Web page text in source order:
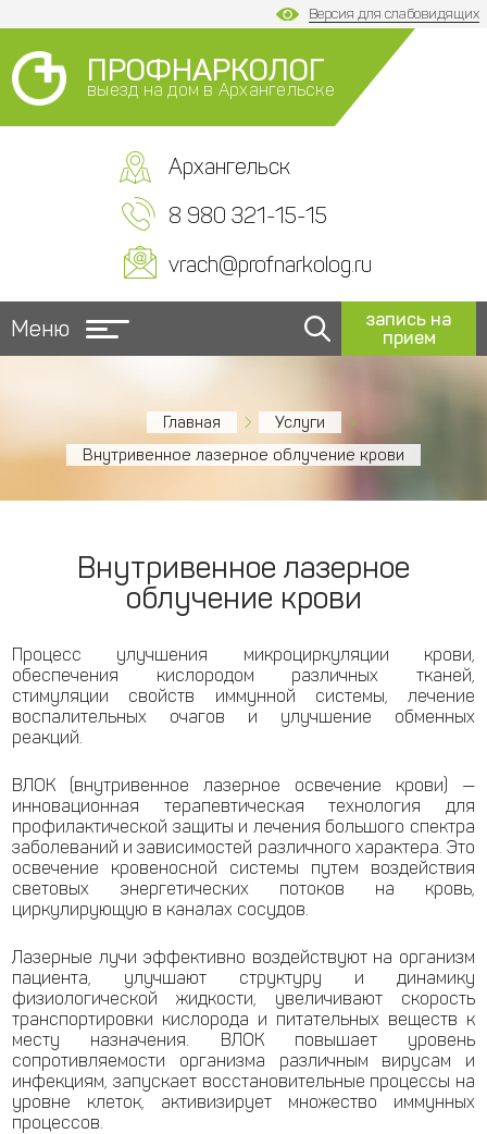
Версия для слабовидящих
ПРОФНАРКОЛОГ
выезд на дом в Архангельске
Архангельск
8 980 321-15-15
vrach@profnarkolog.ru
Меню
запись на
прием
Главная
Услуги
Внутривенное лазерное облучение крови
Внутривенное лазерное
облучение крови
Процесс улучшения микроциркуляции крови,
обеспечения кислородом различных тканей,
стимуляции свойств иммунной системы, лечение
воспалительных очагов и улучшение обменных
реакций.
ВЛОК (внутривенное лазерное освечение крови) —
инновационная терапевтическая технология для
профилактической защиты и лечения большого спектра
заболеваний и зависимостей различного характера. Это
освечение кровеносной системы путем воздействия
световых энергетических потоков на кровь,
циркулирующую в каналах сосудов.
Лазерные лучи эффективно воздействуют на организм
пациента, улучшают структуру и динамику
физиологической жидкости, увеличивают скорость
транспортировки кислорода и питательных веществ к
месту назначения. ВЛОК повышает уровень
сопротивляемости организма различным вирусам и
инфекциям, запускает восстановительные процессы на
уровне клеток, активизирует множество иммунных
процессов.